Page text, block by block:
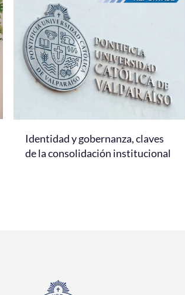
Identidad y gobernanza, claves
de la consolidación institucional